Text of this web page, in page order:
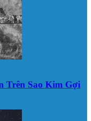
Trên Sao Kim Gợi